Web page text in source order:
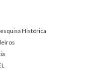
Histórica